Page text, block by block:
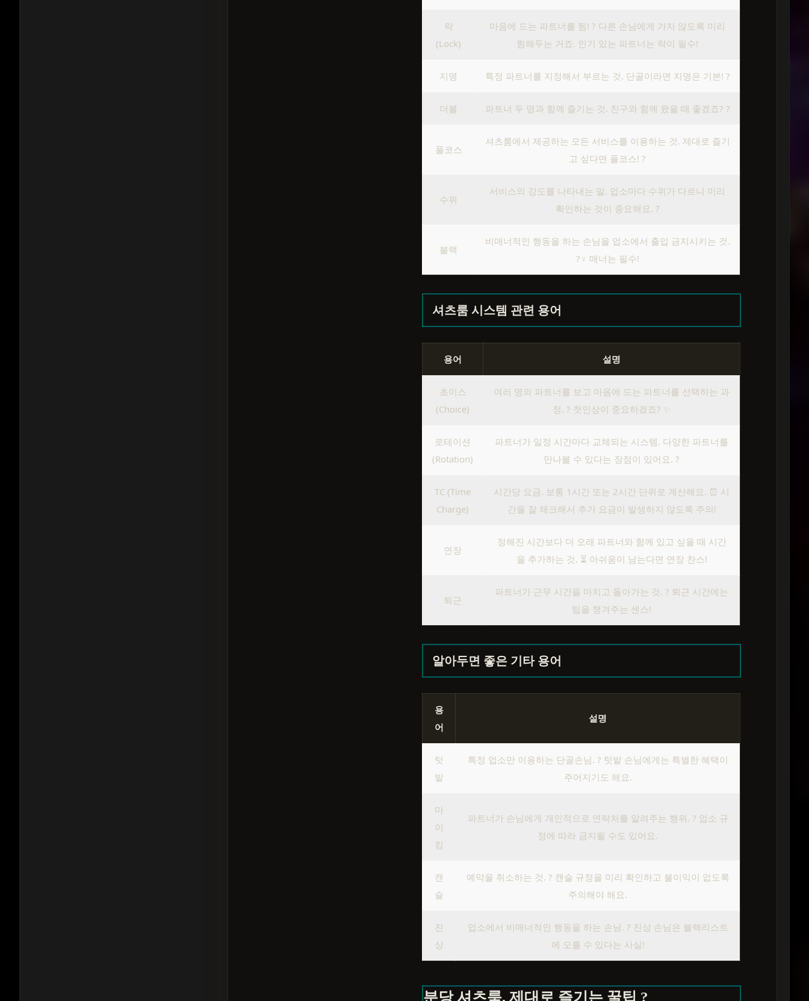
락
(Lock)
마음에 드는 파트너를 찜! ? 다른 손님에게 가지 않도록 미리
찜해두는 거죠. 인기 있는 파트너는 락이 필수!
지명 특정 파트너를 지정해서 부르는 것. 단골이라면 지명은 기본! ?
더블 파트너 두 명과 함께 즐기는 것. 친구와 함께 왔을 때 좋겠죠? ?
풀코스
셔츠룸에서 제공하는 모든 서비스를 이용하는 것. 제대로 즐기
고 싶다면 풀코스! ?
수위
서비스의 강도를 나타내는 말. 업소마다 수위가 다르니 미리
확인하는 것이 중요해요. ?
블랙
비매너적인 행동을 하는 손님을 업소에서 출입 금지시키는 것.
?‍♀️ 매너는 필수!
셔츠룸 시스템 관련 용어
용어 설명
초이스
(Choice)
여러 명의 파트너를 보고 마음에 드는 파트너를 선택하는 과
정. ? 첫인상이 중요하겠죠? ✨
로테이션
(Rotation)
파트너가 일정 시간마다 교체되는 시스템. 다양한 파트너를
만나볼 수 있다는 장점이 있어요. ?
TC (Time
Charge)
시간당 요금. 보통 1시간 또는 2시간 단위로 계산해요. ⏰ 시
간을 잘 체크해서 추가 요금이 발생하지 않도록 주의!
연장
정해진 시간보다 더 오래 파트너와 함께 있고 싶을 때 시간
을 추가하는 것. ⏳ 아쉬움이 남는다면 연장 찬스!
퇴근
파트너가 근무 시간을 마치고 돌아가는 것. ? 퇴근 시간에는
팁을 챙겨주는 센스!
알아두면 좋은 기타 용어
용
어
설명
텃
밭
특정 업소만 이용하는 단골손님. ? 텃밭 손님에게는 특별한 혜택이
주어지기도 해요.
마
이
킹
파트너가 손님에게 개인적으로 연락처를 알려주는 행위. ? 업소 규
정에 따라 금지될 수도 있어요.
캔
슬
예약을 취소하는 것. ? 캔슬 규정을 미리 확인하고 불이익이 없도록
주의해야 해요.
진
상
업소에서 비매너적인 행동을 하는 손님. ? 진상 손님은 블랙리스트
에 오를 수 있다는 사실!
분당 셔츠룸, 제대로 즐기는 꿀팁 ?